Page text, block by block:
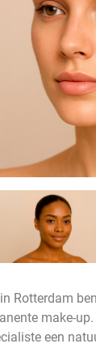
Rotterdam
make-
een